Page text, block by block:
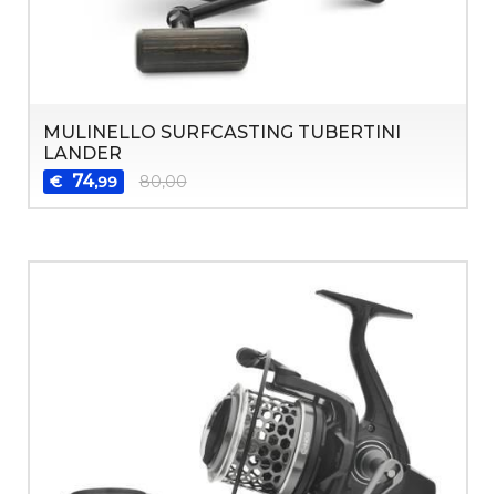
MULINELLO SURFCASTING TUBERTINI
LANDER
€ 74,99 80,00